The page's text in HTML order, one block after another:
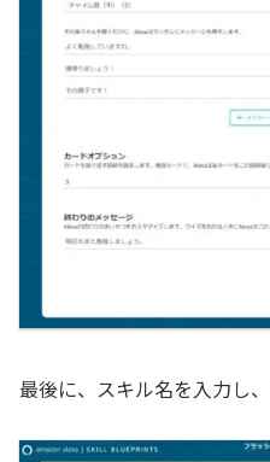
最後に、スキル名を入力し